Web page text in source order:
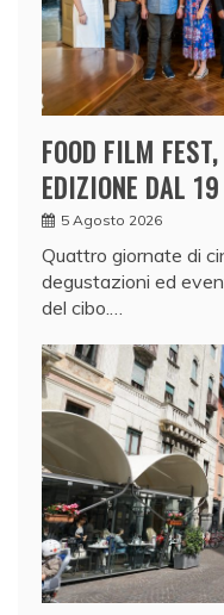
FOOD FILM
EDIZIONE DAL
5 Agosto 2026
Quattro giornate di
degustazioni ed
del cibo.…